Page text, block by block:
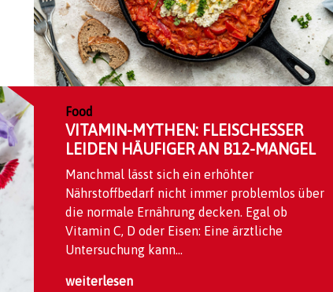
Food
VITAMIN-MYTHEN: FLEISCHESSER
LEIDEN HÄUFIGER AN B12-MANGEL
Manchmal lässt sich ein erhöhter
Nährstoffbedarf nicht immer problemlos über
die normale Ernährung decken. Egal ob
Vitamin C, D oder Eisen: Eine ärztliche
Untersuchung kann...
weiterlesen